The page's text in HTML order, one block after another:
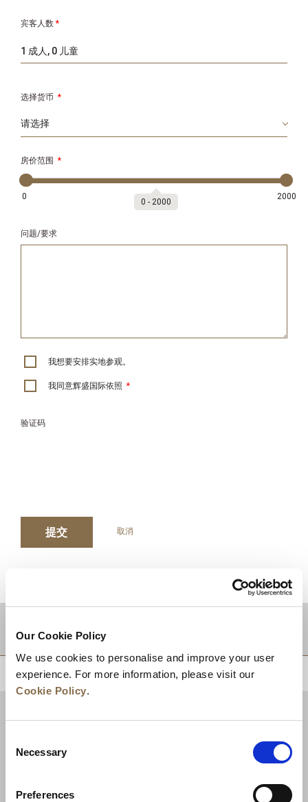
Our Cookie Policy
We use cookies to personalise and improve your user
experience. For more information, please visit our
Cookie Policy.
Selection
Necessary
Preferences
宾客人数 *
1 成人, 0 儿童
选择货币 *
房价范围 *
0 2000
0 ‐ 2000
问题/要求
我想要安排实地参观。
我同意辉盛国际依照 *
验证码
提交 取消
目的地